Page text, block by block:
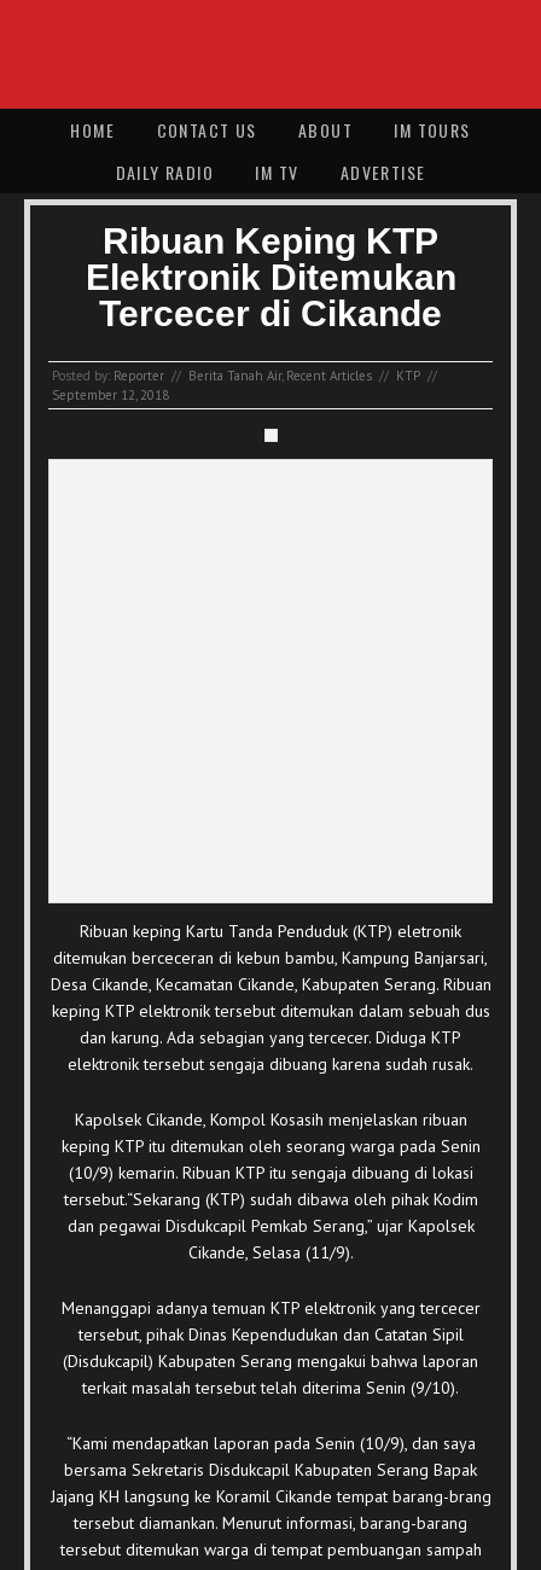
HOME CONTACT US ABOUT
IM TOURS
DAILY RADIO
IM TV ADVERTISE
Ribuan Keping KTP
Elektronik Ditemukan
Tercecer di Cikande
Posted by: Reporter // Berita Tanah Air, Recent Articles // KTP //
September 12, 2018
Ribuan keping Kartu Tanda Penduduk (KTP) eletronik
ditemukan berceceran di kebun bambu, Kampung Banjarsari,
Desa Cikande, Kecamatan Cikande, Kabupaten Serang. Ribuan
keping KTP elektronik tersebut ditemukan dalam sebuah dus
dan karung. Ada sebagian yang tercecer. Diduga KTP
elektronik tersebut sengaja dibuang karena sudah rusak.
Kapolsek Cikande, Kompol Kosasih menjelaskan ribuan
keping KTP itu ditemukan oleh seorang warga pada Senin
(10/9) kemarin. Ribuan KTP itu sengaja dibuang di lokasi
tersebut.“Sekarang (KTP) sudah dibawa oleh pihak Kodim
dan pegawai Disdukcapil Pemkab Serang,” ujar Kapolsek
Cikande, Selasa (11/9).
Menanggapi adanya temuan KTP elektronik yang tercecer
tersebut, pihak Dinas Kependudukan dan Catatan Sipil
(Disdukcapil) Kabupaten Serang mengakui bahwa laporan
terkait masalah tersebut telah diterima Senin (9/10).
“Kami mendapatkan laporan pada Senin (10/9), dan saya
bersama Sekretaris Disdukcapil Kabupaten Serang Bapak
Jajang KH langsung ke Koramil Cikande tempat barang-brang
tersebut diamankan. Menurut informasi, barang-barang
tersebut ditemukan warga di tempat pembuangan sampah